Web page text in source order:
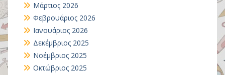
Μάρτιος 2026
Φεβρουάριος 2026
Ιανουάριος 2026
Δεκέμβριος 2025
Νοέμβριος 2025
Οκτώβριος 2025